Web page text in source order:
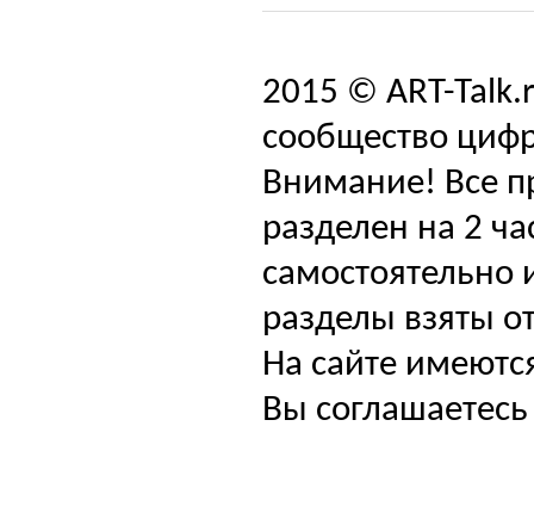
2015 © ART-
сообщество
Внимание! Все
разделен на 2
самостоятельно
разделы взяты
На сайте
Вы